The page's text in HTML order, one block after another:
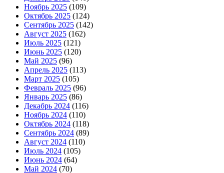
Ноябрь 2025 (109)
Октябрь 2025 (124)
Сентябрь 2025 (142)
Август 2025 (162)
Июль 2025 (121)
Июнь 2025 (120)
Май 2025 (96)
Апрель 2025 (113)
Март 2025 (105)
Февраль 2025 (96)
Январь 2025 (86)
Декабрь 2024 (116)
Ноябрь 2024 (110)
Октябрь 2024 (118)
Сентябрь 2024 (89)
Август 2024 (110)
Июль 2024 (105)
Июнь 2024 (64)
Май 2024 (70)